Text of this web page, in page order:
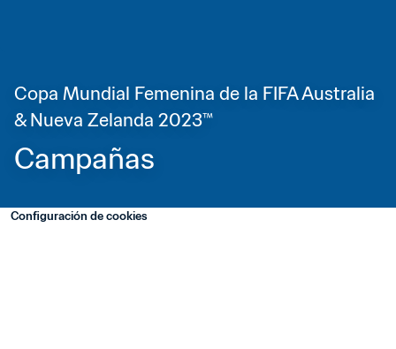
Copa Mundial Femenina de la FIFA Australia
& Nueva Zelanda 2023™
Campañas
Configuración de cookies